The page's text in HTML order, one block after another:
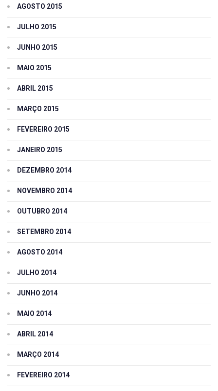
AGOSTO 2015
JULHO 2015
JUNHO 2015
MAIO 2015
ABRIL 2015
MARÇO 2015
FEVEREIRO 2015
JANEIRO 2015
DEZEMBRO 2014
NOVEMBRO 2014
OUTUBRO 2014
SETEMBRO 2014
AGOSTO 2014
JULHO 2014
JUNHO 2014
MAIO 2014
ABRIL 2014
MARÇO 2014
FEVEREIRO 2014